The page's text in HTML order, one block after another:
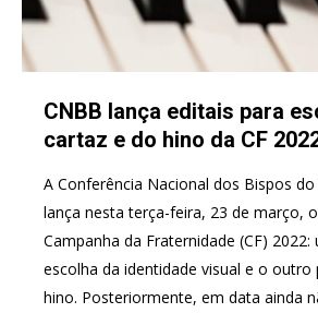
CNBB lança editais para
cartaz e do hino da CF
A Conferência Nacional dos Bispos
lança nesta terça-feira, 23 de março,
Campanha da Fraternidade (CF) 2022:
escolha da identidade visual e o outro
hino. Posteriormente, em data ainda